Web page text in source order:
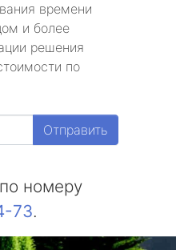
времени
и более
решения
по
Отправить
номеру
73.